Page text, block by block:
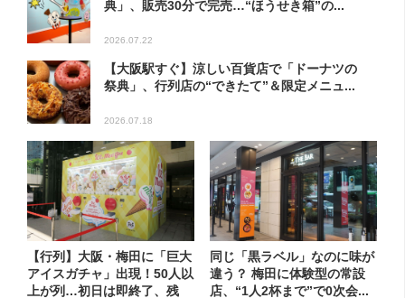
典」、販売30分で完売…“ほうせき箱”の...
2026.07.22
【大阪駅すぐ】涼しい百貨店で「ドーナツの
祭典」、行列店の“できたて”＆限定メニュ...
2026.07.18
【行列】大阪・梅田に「巨大
アイスガチャ」出現！50人以
上が列…初日は即終了、残
同じ「黒ラベル」なのに味が
違う？ 梅田に体験型の常設
店、“1人2杯まで”で0次会...